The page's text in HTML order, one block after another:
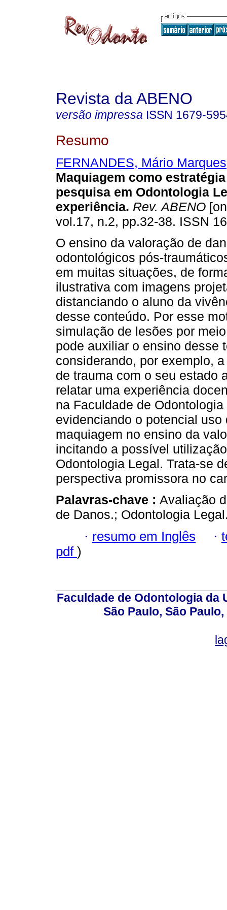
Revista da ABENO
versão impressa ISSN 1679-
Resumo
FERNANDES, Mário Marques
Maquiagem como
pesquisa em Odontologia
experiência. Rev. ABENO
vol.17, n.2, pp.32-38. ISSN
O ensino da valoração de
odontológicos pós-
em muitas situações, de
ilustrativa com imagens
distanciando o aluno da
desse conteúdo. Por esse
simulação de lesões por
pode auxiliar o ensino desse
considerando, por exemplo,
de trauma com o seu estado
relatar uma experiência
na Faculdade de
evidenciando o potencial
maquiagem no ensino da
incitando a possível
Odontologia Legal. Trata-se
perspectiva promissora no
Palavras-chave : Avaliação
de Danos.; Odontologia
· resumo em Inglês ·
pdf )
Faculdade de Odontologia da
São Paulo, São